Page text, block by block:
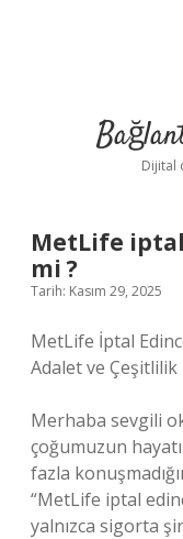
Dijital
MetLife
mi ?
Tarih: Kasım 29, 2025
MetLife İptal
Adalet ve
Merhaba sevgili
çoğumuzun
fazla
“MetLife iptal
yalnızca sigorta